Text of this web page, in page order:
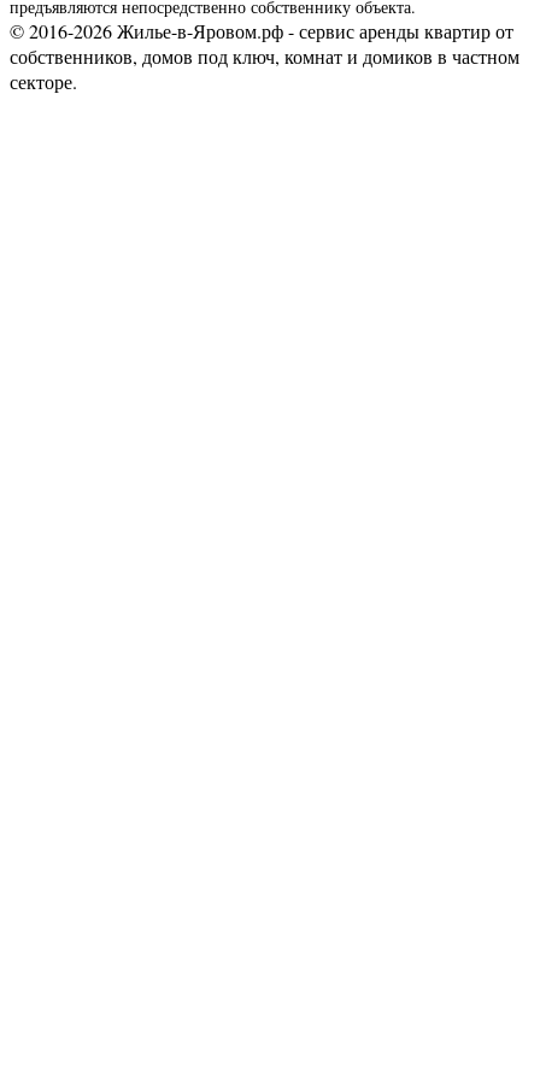
предъявляются непосредственно собственнику объекта.
© 2016-2026 Жилье-в-Яровом.рф - сервис аренды квартир от
собственников, домов под ключ, комнат и домиков в частном
секторе.